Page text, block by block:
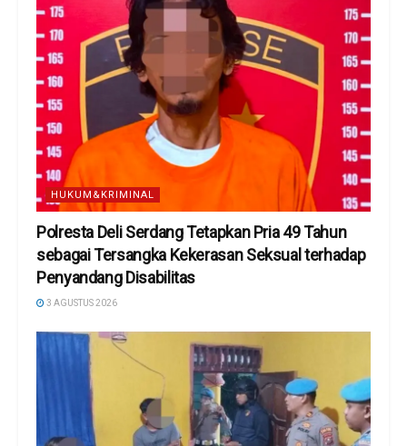
HUKUM&KRIMINAL
Polresta Deli Serdang Tetapkan Pria 49 Tahun
sebagai Tersangka Kekerasan Seksual terhadap
Penyandang Disabilitas
3 AGUSTUS 2026